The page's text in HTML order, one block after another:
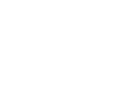
DRÜCKEN)
DRÜCKEN)